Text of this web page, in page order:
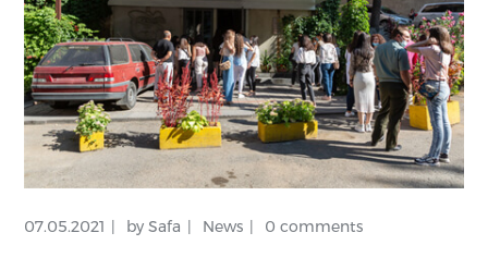
07.05.2021 bySafa News 0 comments